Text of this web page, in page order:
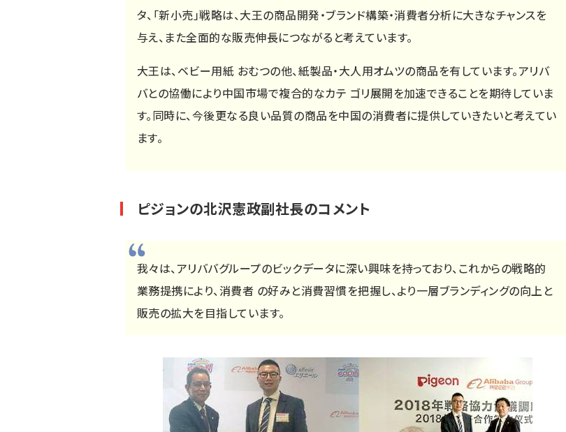
タ、「新小売」戦略は、大王の商品開発・ブランド構築・消費者分析に大きなチャンスを
与え、また全面的な販売伸長につながると考えています。
大王は、ベビー用紙 おむつの他、紙製品・大人用オムツの商品を有しています。アリバ
バとの協働により中国市場で複合的なカテ ゴリ展開を加速できることを期待していま
す。同時に、今後更なる良い品質の商品を中国の消費者に提供していきたいと考えてい
ます。
ピジョンの北沢憲政副社長のコメント
我々は、アリババグループのビックデータに深い興味を持っており、これからの戦略的
業務提携により、消費者 の好みと消費習慣を把握し、より一層ブランディングの向上と
販売の拡大を目指しています。